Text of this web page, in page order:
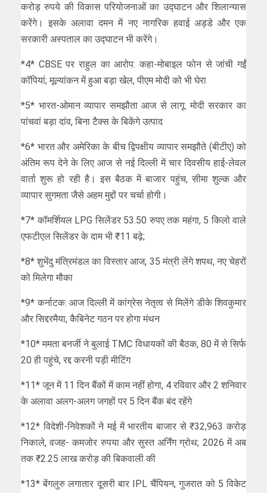
करोड़ रुपये की विकास परियोजनाओं का उद्घाटन और शिलान्यास
करेंगे। इसके अलावा दमन में नए नागरिक हवाई अड्डे और एक
सरकारी अस्पताल का उद्घाटन भी करेंगे।
*4* CBSE पर राहुल का आरोप: कहा-मोबाइल फोन से जांची गईं
कॉपियां; मूल्यांकन में हुआ बड़ा खेल, पीएम मोदी को भी घेरा
*5* भारत-ओमान व्यापार समझौता आज से लागू: मोदी सरकार का
पांचवां बड़ा दांव, बिना टैक्स के बिकेंगे उत्पाद
*6* भारत और अमेरिका के बीच द्विपक्षीय व्यापार समझौते (बीटीए) को
अंतिम रूप देने के लिए आज से नई दिल्ली में चार दिवसीय हाई-लेवल
वार्ता शुरू हो रही है। इस बैठक में बाजार पहुंच, सीमा शुल्क और
व्यापार सुगमता जैसे अहम मुद्दों पर चर्चा होगी।
*7* कॉमर्शियल LPG सिलेंडर 53.50 रुपए तक महंगा, 5 किलो वाले
एफटीएल सिलेंडर के दाम भी ₹11 बढ़े;
*8* शुभेंदु मंत्रिमंडल का विस्तार आज, 35 मंत्री लेंगे शपथ, नए चेहरों
को मिलेगा मौका
*9* कर्नाटक: आज दिल्ली में कांग्रेस नेतृत्व से मिलेंगे डीके शिवकुमार
और सिद्दरमैया, कैबिनेट गठन पर होगा मंथन
*10* ममता बनर्जी ने बुलाई TMC विधायकों की बैठक, 80 में से सिर्फ
20 ही पहुंचे, रद्द करनी पड़ी मीटिंग
*11* जून में 11 दिन बैंकों में काम नहीं होगा, 4 रविवार और 2 शनिवार
के अलावा अलग-अलग जगहों पर 5 दिन बैंक बंद रहेंगे
*12* विदेशी-निवेशकों ने मई में भारतीय बाजार से ₹32,963 करोड़
निकाले, वजह- कमजोर रुपया और सुस्त अर्निंग ग्रोथ; 2026 में अब
तक ₹2.25 लाख करोड़ की बिकवाली की
*13* बेंगलुरु लगातार दूसरी बार IPL चैंपियन, गुजरात को 5 विकेट